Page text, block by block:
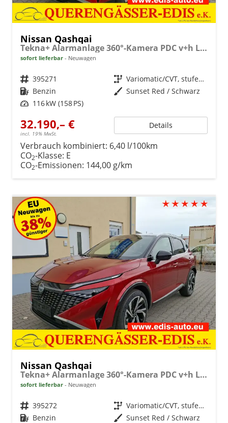
Nissan Qashqai
Tekna+ Alarmanlage 360°-Kamera PDC v+h LED-Scheinwerfer 2-Zonen-Klimaauto. Massagesitze
sofort lieferbar Neuwagen
Fahrzeugnr. 395271 Getriebe
Variomatic/CVT, stufenlos
Kraftstoff Benzin Außenfarbe Sunset Red / Schwarz
Leistung 116 kW (158 PS)
32.190,– €
incl. 19% MwSt.
Details
Verbrauch kombiniert: 6,40 l/100km
CO2-Klasse: E
CO2-Emissionen: 144,00 g/km
Nissan Qashqai
Tekna+ Alarmanlage 360°-Kamera PDC v+h LED-Scheinwerfer 2-Zonen-Klimaauto. Massagesitze
sofort lieferbar Neuwagen
Fahrzeugnr. 395272 Getriebe
Variomatic/CVT, stufenlos
Kraftstoff Benzin Außenfarbe Sunset Red / Schwarz